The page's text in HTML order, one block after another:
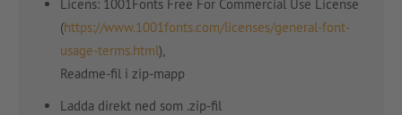
Licens: 1001Fonts Free For Commercial Use License
(https://www.1001fonts.com/licenses/general-font-
usage-terms.html),
Readme-fil i zip-mapp
Ladda direkt ned som .zip-fil